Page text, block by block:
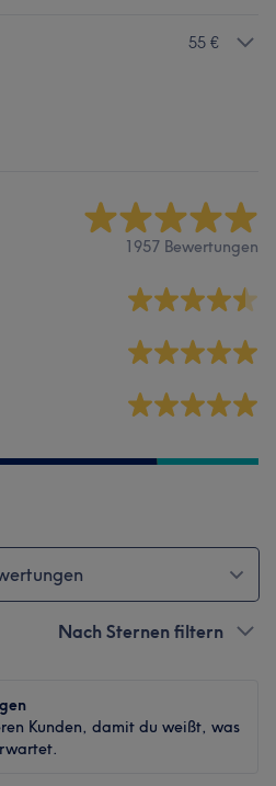
55 €
1957 Bewertungen
Nach Sternen filtern
Kunden, damit du weißt, was